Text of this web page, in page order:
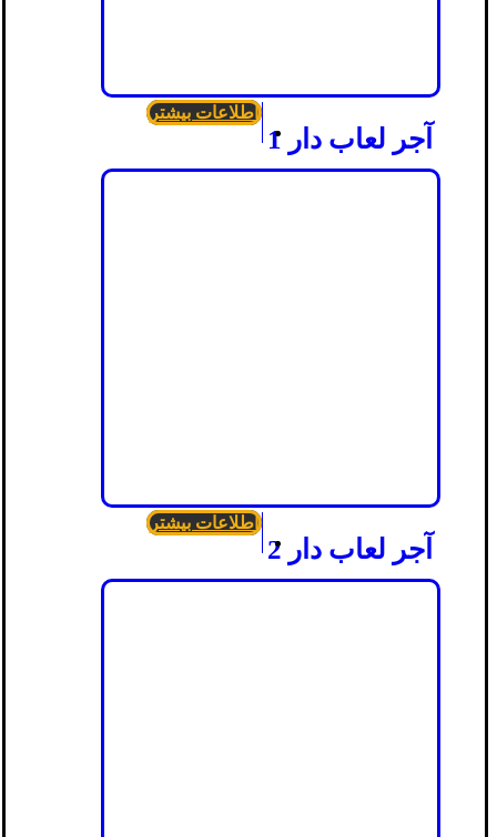
آجر لعاب دار 1
اطلاعات بیشتر
آجر لعاب دار 2
اطلاعات بیشتر